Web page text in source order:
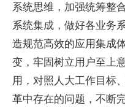
系统思维，加强统筹整
系统集成，做好各业务
造规范高效的应用集成
变，牢固树立用户至上
用，对照人大工作目标
革中存在的问题，不断